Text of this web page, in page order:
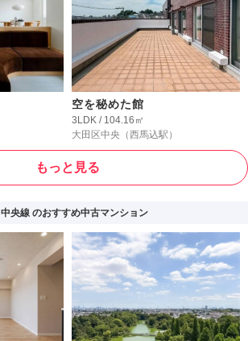
空を秘めた館
3LDK / 104.16㎡
大田区中央 （西馬込駅）
もっと見る
中央線のおすすめ中古マンション